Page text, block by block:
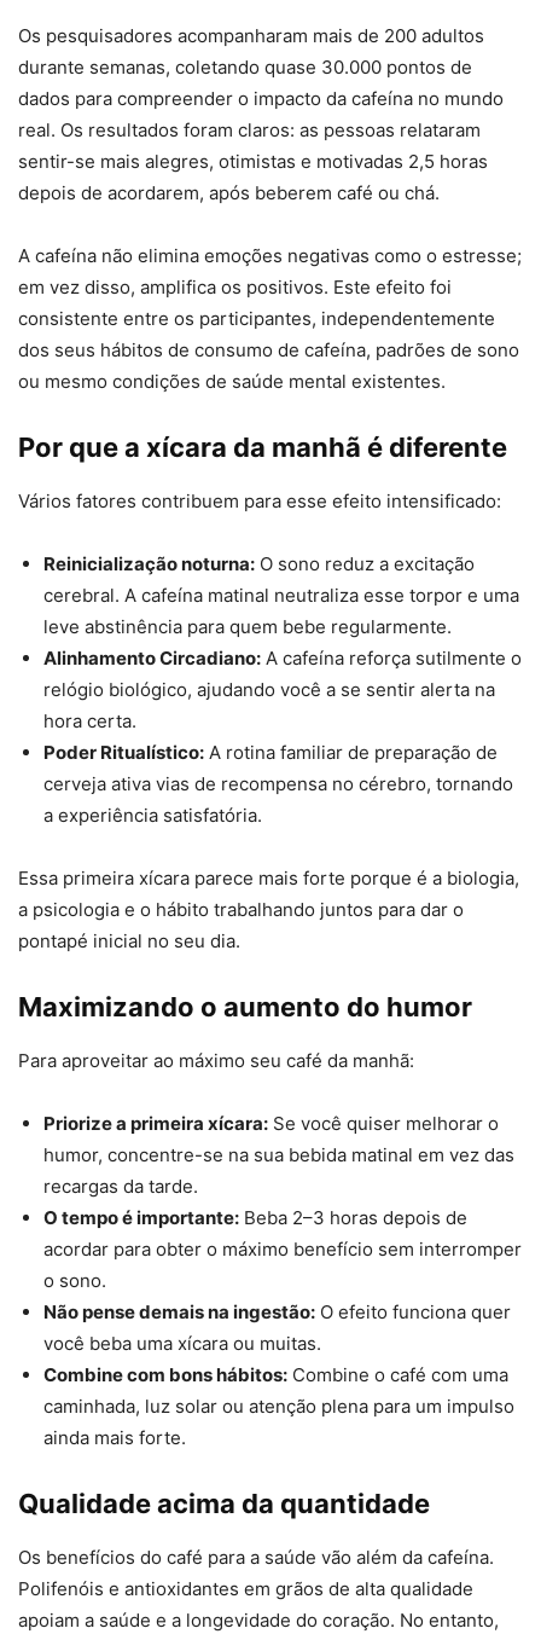
Os pesquisadores acompanharam mais de 200 adultos
durante semanas, coletando quase 30.000 pontos de
dados para compreender o impacto da cafeína no mundo
real. Os resultados foram claros: as pessoas relataram
sentir-se mais alegres, otimistas e motivadas 2,5 horas
depois de acordarem, após beberem café ou chá.
A cafeína não elimina emoções negativas como o estresse;
em vez disso, amplifica os positivos. Este efeito foi
consistente entre os participantes, independentemente
dos seus hábitos de consumo de cafeína, padrões de sono
ou mesmo condições de saúde mental existentes.
Por que a xícara da manhã é diferente
Vários fatores contribuem para esse efeito intensificado:
Reinicialização noturna: O sono reduz a excitação
cerebral. A cafeína matinal neutraliza esse torpor e uma
leve abstinência para quem bebe regularmente.
Alinhamento Circadiano: A cafeína reforça sutilmente o
relógio biológico, ajudando você a se sentir alerta na
hora certa.
Poder Ritualístico: A rotina familiar de preparação de
cerveja ativa vias de recompensa no cérebro, tornando
a experiência satisfatória.
Essa primeira xícara parece mais forte porque é a biologia,
a psicologia e o hábito trabalhando juntos para dar o
pontapé inicial no seu dia.
Maximizando o aumento do humor
Para aproveitar ao máximo seu café da manhã:
Priorize a primeira xícara: Se você quiser melhorar o
humor, concentre-se na sua bebida matinal em vez das
recargas da tarde.
O tempo é importante: Beba 2–3 horas depois de
acordar para obter o máximo benefício sem interromper
o sono.
Não pense demais na ingestão: O efeito funciona quer
você beba uma xícara ou muitas.
Combine com bons hábitos: Combine o café com uma
caminhada, luz solar ou atenção plena para um impulso
ainda mais forte.
Qualidade acima da quantidade
Os benefícios do café para a saúde vão além da cafeína.
Polifenóis e antioxidantes em grãos de alta qualidade
apoiam a saúde e a longevidade do coração. No entanto,